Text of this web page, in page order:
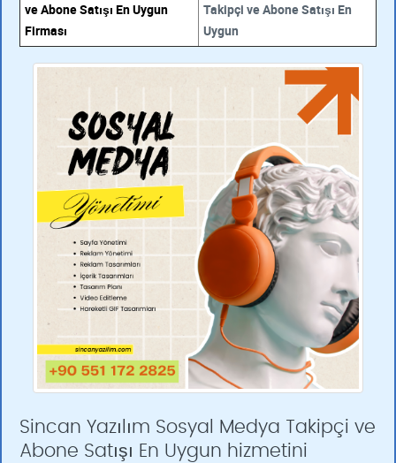
ve Abone Satışı En Uygun
Firması
Takipçi ve Abone Satışı En
Uygun
Sincan Yazılım Sosyal Medya Takipçi ve
Abone Satışı En Uygun hizmetini